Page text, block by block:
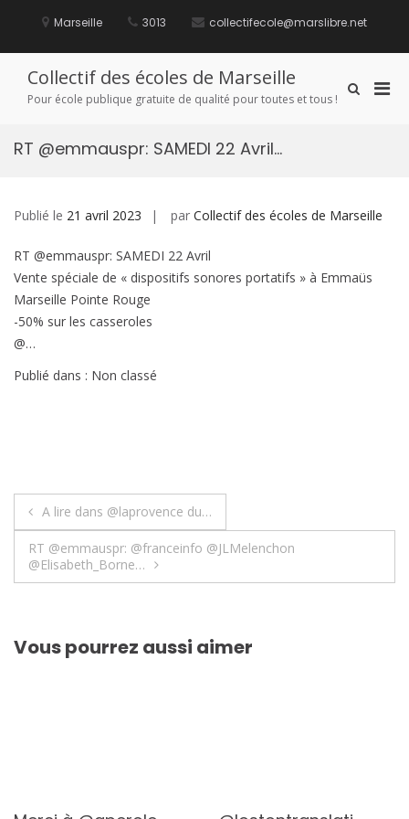
Marseille 3013 collectifecole@marslibre.net
Collectif des écoles de Marseille
Pour école publique gratuite de qualité pour toutes et tous !
Afficher
RT @emmauspr: SAMEDI 22 Avril…
Publié le 21 avril 2023 par Collectif des écoles de Marseille
RT @emmauspr: SAMEDI 22 Avril
Vente spéciale de « dispositifs sonores portatifs » à Emmaüs
Marseille Pointe Rouge
-50% sur les casseroles
@…
Publié dans : Non classé
Navigation
de
l’article
A lire dans @laprovence du…
RT @emmauspr: @franceinfo @JLMelenchon
@Elisabeth_Borne…
Vous pourrez aussi aimer